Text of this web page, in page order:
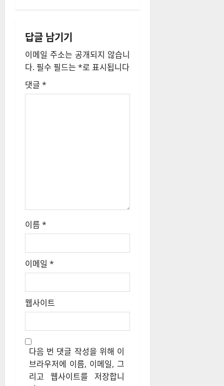
이
션
답글 남기기
이메일 주소는 공개되지 않습니
다. 필수 필드는 *로 표시됩니다
댓글 *
이름 *
이메일 *
웹사이트
다음 번 댓글 작성을 위해 이
브라우저에 이름, 이메일, 그
리고 웹사이트를 저장합니